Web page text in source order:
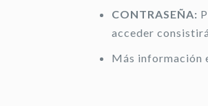
CONTRASEÑA:
acceder
Más información